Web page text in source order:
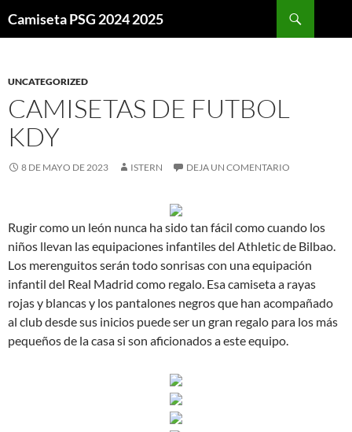
Camiseta PSG 2024 2025
UNCATEGORIZED
CAMISETAS DE FUTBOL
KDY
8 DE MAYO DE 2023 ISTERN DEJA UN COMENTARIO
Rugir como un león nunca ha sido tan fácil como cuando los
niños llevan las equipaciones infantiles del Athletic de Bilbao.
Los merenguitos serán todo sonrisas con una equipación
infantil del Real Madrid como regalo. Esa camiseta a rayas
rojas y blancas y los pantalones negros que han acompañado
al club desde sus inicios puede ser un gran regalo para los más
pequeños de la casa si son aficionados a este equipo.